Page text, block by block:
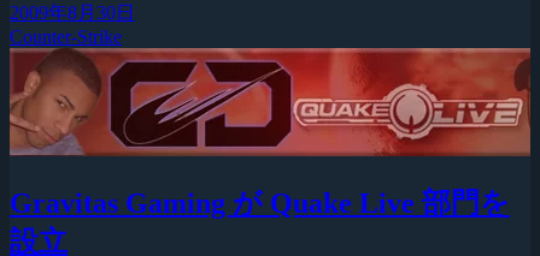
2009年8月30日
Counter-Strike
Gravitas Gaming が Quake Live 部門を
設立